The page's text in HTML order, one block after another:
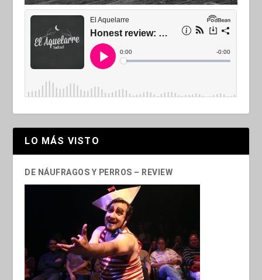
LO MÁS VISTO
DE NÁUFRAGOS Y PERROS – REVIEW